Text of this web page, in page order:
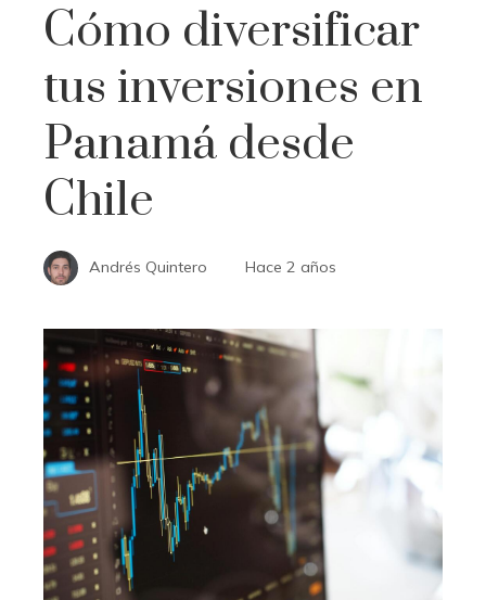
Cómo diversificar
tus inversiones en
Panamá desde
Chile
Andrés Quintero Hace 2 años